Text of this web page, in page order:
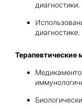
диагностики.
диагностике.
Терапевтические